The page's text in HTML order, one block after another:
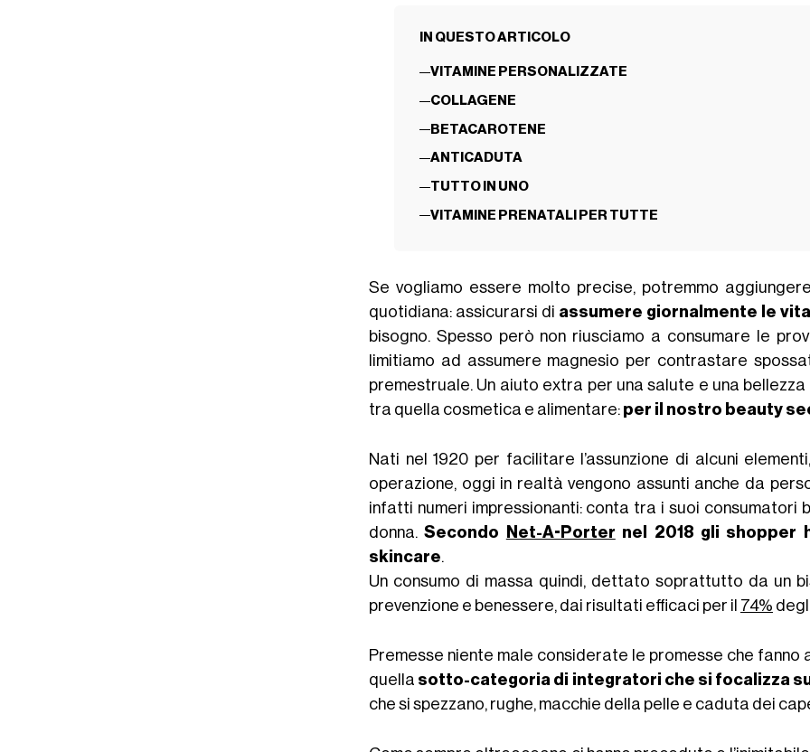
IN QUESTO ARTICOLO
VITAMINE PERSONALIZZATE
COLLAGENE
BETACAROTENE
ANTICADUTA
TUTTO IN UNO
VITAMINE PRENATALI PER TUTTE
Se vogliamo essere molto precise, potremmo
quotidiana: assicurarsi di assumere giornalmente le
bisogno. Spesso però non riusciamo a consumare le
limitiamo ad assumere magnesio per contrastare
premestruale. Un aiuto extra per una salute e una
tra quella cosmetica e alimentare: per il nostro beauty
Nati nel 1920 per facilitare l’assunzione di alcuni
operazione, oggi in realtà vengono assunti anche da
infatti numeri impressionanti: conta tra i suoi consumatori
donna.Secondo Net-A-Porter nel 2018 gli shopper
skincare.
Un consumo di massa quindi, dettato soprattutto da un
prevenzione e benessere, dai risultati efficaci per il 74%
Premesse niente male considerate le promesse che
quella sotto-categoria di integratori che si focalizza
che si spezzano, rughe, macchie della pelle e caduta dei